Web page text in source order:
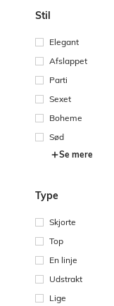
Stil
Elegant
Afslappet
Parti
Sexet
Boheme
Sød
Se mere
Type
Skjorte
Top
En linje
Udstrakt
Lige